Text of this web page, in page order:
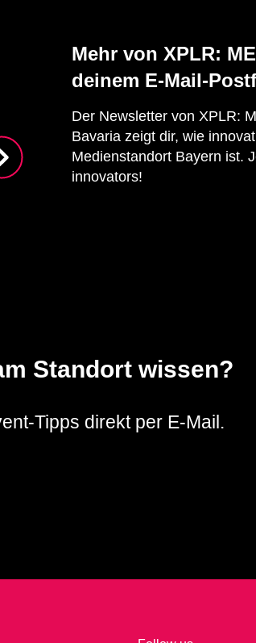
Mehr von XPLR:
deinem E-Mail-
Der Newsletter von XPLR:
Bavaria zeigt dir, wie
Medienstandort Bayern ist.
innovators!
Standort wissen?
Tipps direkt per E-Mail.